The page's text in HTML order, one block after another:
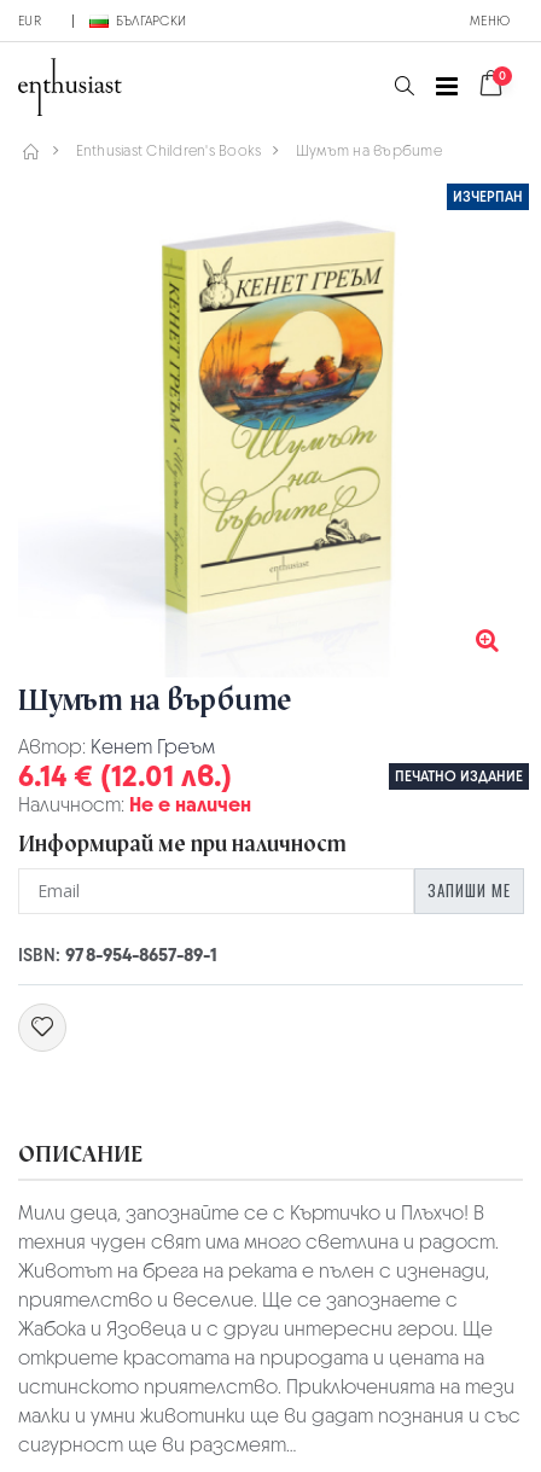
EUR БЪЛГАРСКИ МЕНЮ
0
Enthusiast Children's Books Шумът на върбите
ИЗЧЕРПАН
Шумът на върбите
Автор: Кенет Греъм
6.14 € (12.01 лв.) ПЕЧАТНО ИЗДАНИЕ
Наличност: Не е наличен
Информирай ме при наличност
ЗАПИШИ МЕ
ISBN:978-954-8657-89-1
ОПИСАНИЕ
Мили деца, запознайте се с Къртичко и Плъхчо! В
техния чуден свят има много светлина и радост.
Животът на брега на реката е пълен с изненади,
приятелство и веселие. Ще се запознаете с
Жабока и Язовеца и с други интересни герои. Ще
откриете красотата на природата и цената на
истинското приятелство. Приключенията на тези
малки и умни животинки ще ви дадат познания и със
сигурност ще ви разсмеят…